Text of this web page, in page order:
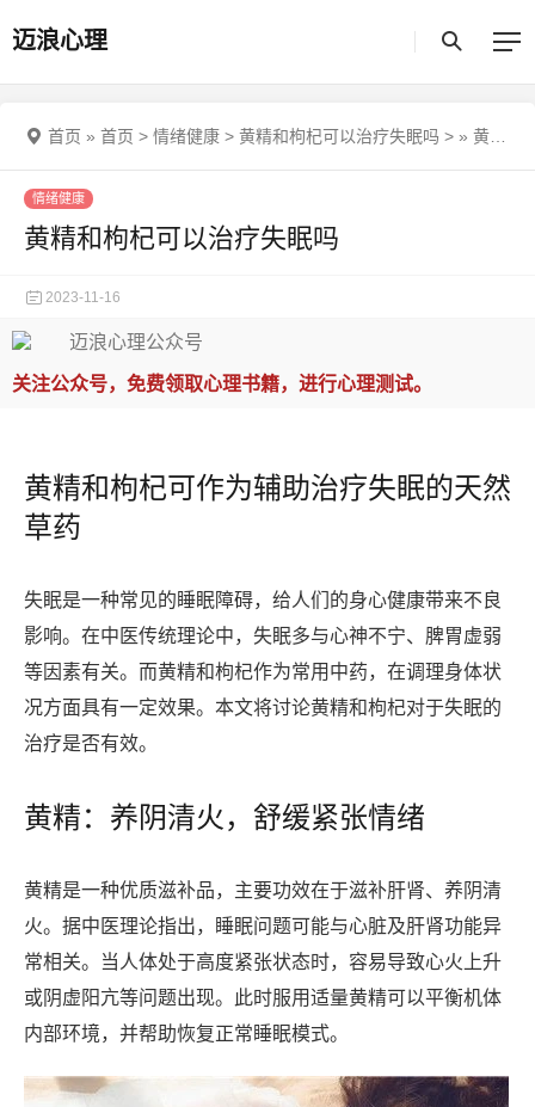
迈浪心理
首页 » 首页 > 情绪健康 > 黄精和枸杞可以治疗失眠吗 > » 黄精和枸杞可以治疗失眠吗
情绪健康
黄精和枸杞可以治疗失眠吗
2023-11-16
关注公众号，免费领取心理书籍，进行心理测试。
黄精和枸杞可作为辅助治疗失眠的天然
草药
失眠是一种常见的睡眠障碍，给人们的身心健康带来不良
影响。在中医传统理论中，失眠多与心神不宁、脾胃虚弱
等因素有关。而黄精和枸杞作为常用中药，在调理身体状
况方面具有一定效果。本文将讨论黄精和枸杞对于失眠的
治疗是否有效。
黄精：养阴清火，舒缓紧张情绪
黄精是一种优质滋补品，主要功效在于滋补肝肾、养阴清
火。据中医理论指出，睡眠问题可能与心脏及肝肾功能异
常相关。当人体处于高度紧张状态时，容易导致心火上升
或阴虚阳亢等问题出现。此时服用适量黄精可以平衡机体
内部环境，并帮助恢复正常睡眠模式。